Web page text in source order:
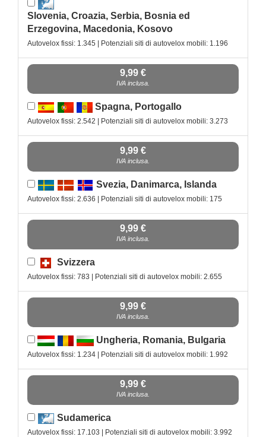
Slovenia, Croazia, Serbia, Bosnia ed
Erzegovina, Macedonia, Kosovo
Autovelox fissi: 1.345 | Potenziali siti di autovelox mobili: 1.196
9,99 €
IVA inclusa.
Spagna, Portogallo
Autovelox fissi: 2.542 | Potenziali siti di autovelox mobili: 3.273
9,99 €
IVA inclusa.
Svezia, Danimarca, Islanda
Autovelox fissi: 2.636 | Potenziali siti di autovelox mobili: 175
9,99 €
IVA inclusa.
Svizzera
Autovelox fissi: 783 | Potenziali siti di autovelox mobili: 2.655
9,99 €
IVA inclusa.
Ungheria, Romania, Bulgaria
Autovelox fissi: 1.234 | Potenziali siti di autovelox mobili: 1.992
9,99 €
IVA inclusa.
Sudamerica
Autovelox fissi: 17.103 | Potenziali siti di autovelox mobili: 3.992